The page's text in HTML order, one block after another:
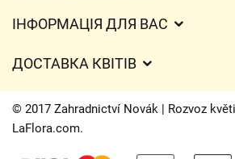
ІНФОРМАЦІЯ ДЛЯ ВАС
Захист персональних даних
Час доставки квітів – огляд
ДОСТАВКА КВІТІВ
Вартість доставки
Куди ми доставляємо квіти
© 2017 Zahradnictví Novák | Rozvoz
LaFlora.com.